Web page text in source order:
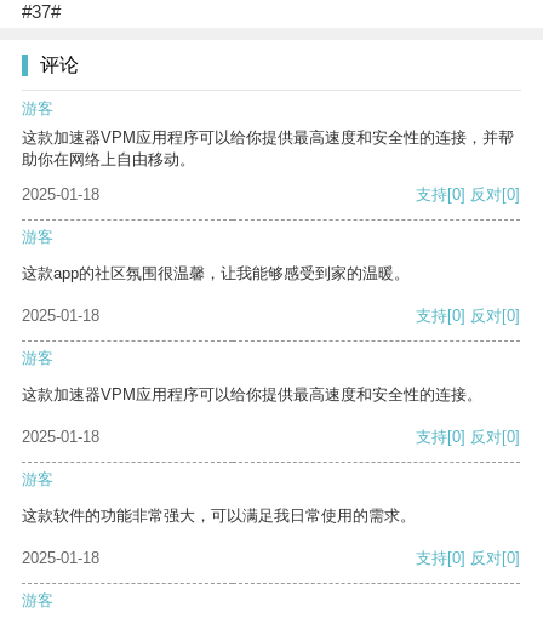
#37#
评论
游客
这款加速器VPM应用程序可以给你提供最高速度和安全性的连接，并帮
助你在网络上自由移动。
2025-01-18
支持[0] 反对[0]
游客
这款app的社区氛围很温馨，让我能够感受到家的温暖。
2025-01-18 支持[0] 反对[0]
游客
这款加速器VPM应用程序可以给你提供最高速度和安全性的连接。
2025-01-18 支持[0] 反对[0]
游客
这款软件的功能非常强大，可以满足我日常使用的需求。
2025-01-18 支持[0] 反对[0]
游客